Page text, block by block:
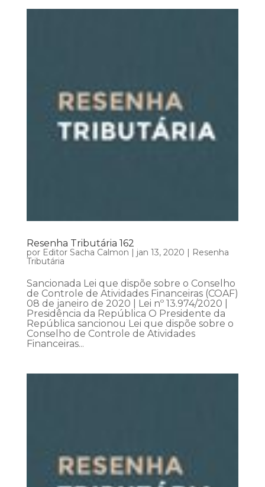
Resenha Tributária 162
por Editor Sacha Calmon | jan 13, 2020 | Resenha
Tributária
Sancionada Lei que dispõe sobre o Conselho
de Controle de Atividades Financeiras (COAF)
08 de janeiro de 2020 | Lei nº 13.974/2020 |
Presidência da República O Presidente da
República sancionou Lei que dispõe sobre o
Conselho de Controle de Atividades
Financeiras...